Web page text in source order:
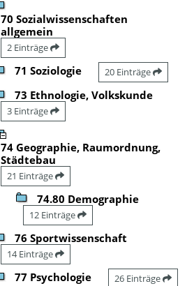
70 Sozialwissenschaften
allgemein
2 Einträge
71 Soziologie 20 Einträge
73 Ethnologie, Volkskunde
3 Einträge
74 Geographie, Raumordnung,
Städtebau
21 Einträge
74.80 Demographie
12 Einträge
76 Sportwissenschaft
14 Einträge
77 Psychologie 26 Einträge